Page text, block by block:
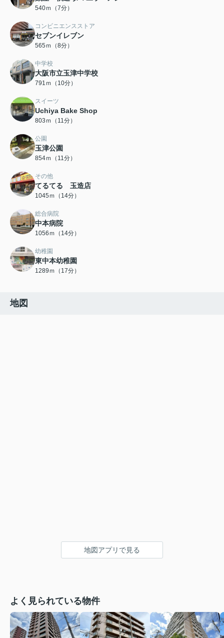
540ｍ（7分）
コンビニエンスストア
セブンイレブン
565ｍ（8分）
中学校
大阪市立玉津中学校
791ｍ（10分）
スイーツ
Uchiya Bake Shop
803ｍ（11分）
公園
玉津公園
854ｍ（11分）
その他
てるてる 玉造店
1045ｍ（14分）
総合病院
中本病院
1056ｍ（14分）
幼稚園
東中本幼稚園
1289ｍ（17分）
地図
地図アプリで見る
よく見られている物件